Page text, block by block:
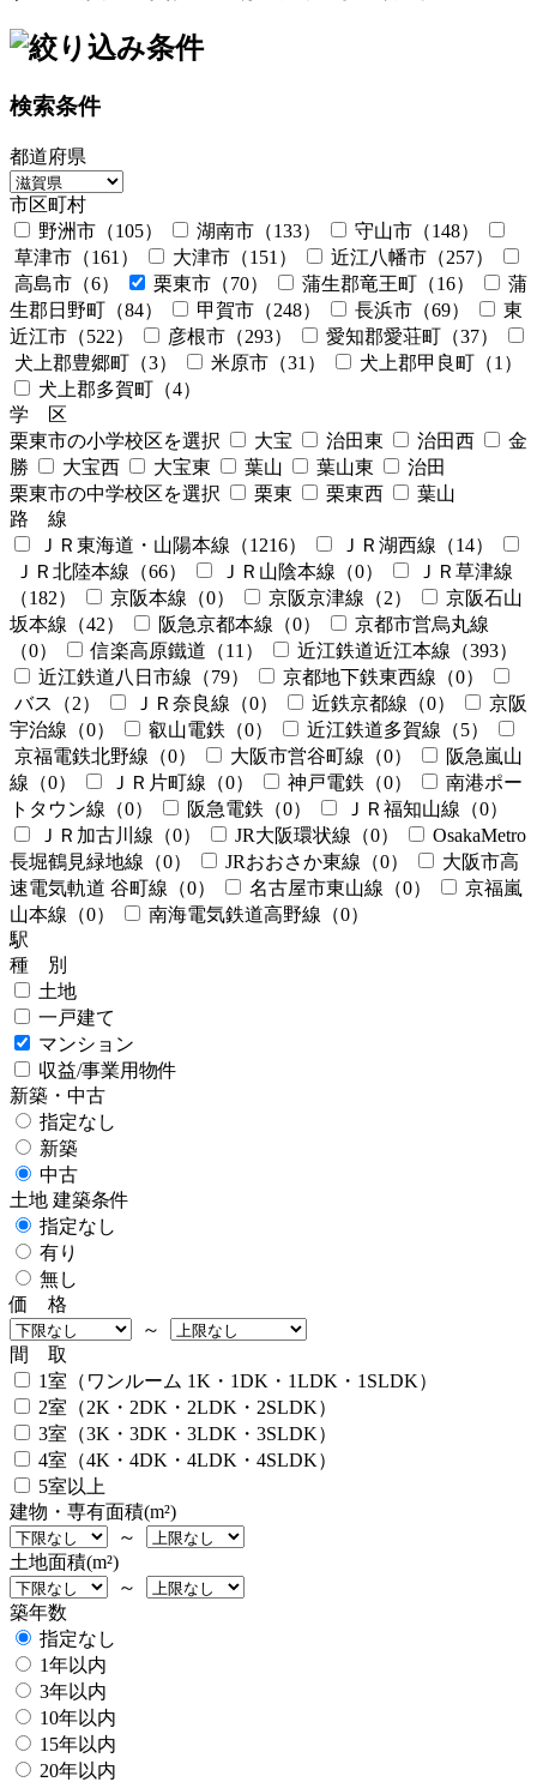
検索条件
都道府県
市区町村
野洲市 （105） 湖南市 （133） 守山市 （148）
草津市 （161） 大津市 （151） 近江八幡市 （257）
高島市 （6） 栗東市 （70） 蒲生郡竜王町 （16）
蒲
生郡日野町 （84） 甲賀市 （248） 長浜市 （69）
東
近江市 （522） 彦根市 （293） 愛知郡愛荘町 （37）
犬上郡豊郷町 （3） 米原市 （31） 犬上郡甲良町 （1）
犬上郡多賀町 （4）
学 区
栗東市の小学校区を選択
大宝 治田東 治田西
金
勝
大宝西 大宝東 葉山 葉山東
治田
栗東市の中学校区を選択
栗東 栗東西
葉山
路 線
ＪＲ東海道・山陽本線 （1216） ＪＲ湖西線 （14）
ＪＲ北陸本線 （66） ＪＲ山陰本線 （0）
ＪＲ草津線
（182）
京阪本線 （0） 京阪京津線 （2）
京阪石山
坂本線 （42） 阪急京都本線 （0）
京都市営烏丸線
（0）
信楽高原鐵道 （11） 近江鉄道近江本線 （393）
近江鉄道八日市線 （79） 京都地下鉄東西線 （0）
バス
（2） ＪＲ奈良線 （0） 近鉄京都線 （0）
京阪
宇治線 （0） 叡山電鉄 （0） 近江鉄道多賀線 （5）
京福電鉄北野線 （0） 大阪市営谷町線 （0）
阪急嵐山
線 （0） ＪＲ片町線 （0） 神戸電鉄 （0）
南港ポー
トタウン線 （0） 阪急電鉄 （0） ＪＲ福知山線 （0）
ＪＲ加古川線 （0） JR大阪環状線 （0）
OsakaMetro
長堀鶴見緑地線 （0） JRおおさか東線 （0）
大阪市高
速電気軌道 谷町線 （0） 名古屋市東山線 （0）
京福嵐
山本線 （0） 南海電気鉄道高野線 （0）
駅
種 別
土地
一戸建て
マンション
収益/事業用物件
新築・中古
指定なし
新築
中古
土地 建築条件
指定なし
有り
無し
価 格
～
間 取
1室（ワンルーム 1K・1DK・1LDK・1SLDK）
2室（2K・2DK・2LDK・2SLDK）
3室（3K・3DK・3LDK・3SLDK）
4室（4K・4DK・4LDK・4SLDK）
5室以上
建物・専有面積(m²)
～
土地面積(m²)
～
築年数
指定なし
1年以内
3年以内
10年以内
15年以内
20年以内